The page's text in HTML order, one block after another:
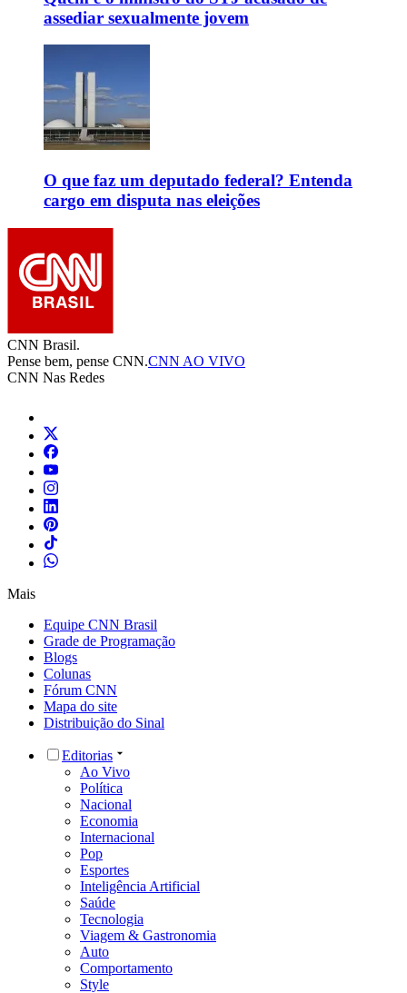
assediar sexualmente jovem
O que faz um deputado federal? Entenda
cargo em disputa nas eleições
CNN Brasil.
Pense bem, pense CNN.CNN AO VIVO
CNN Nas Redes
Mais
Equipe CNN Brasil
Grade de Programação
Blogs
Colunas
Fórum CNN
Mapa do site
Distribuição do Sinal
Editorias
Ao Vivo
Política
Nacional
Economia
Internacional
Pop
Esportes
Inteligência Artificial
Saúde
Tecnologia
Viagem & Gastronomia
Auto
Comportamento
Style